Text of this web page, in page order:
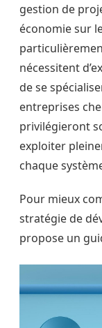
gestion de
économie sur
nécessitent
de se
entreprises
privilégieront
exploiter
chaque
Pour mieux
stratégie de
propose un